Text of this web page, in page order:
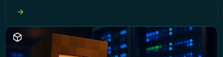
udržet zájem stávajících hrá??. P?ipravte se na
objevování praktických tip?, které vám
pomohou zvýšit viditelnost vašeho serveru a p?
ilákat více hrá??.